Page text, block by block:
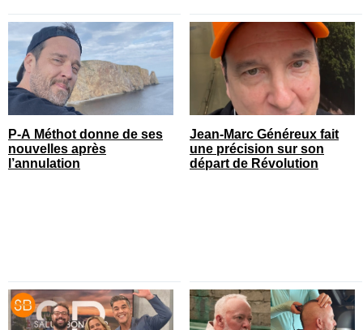
P-A Méthot donne de ses
nouvelles après
l’annulation
Jean-Marc Généreux fait
une précision sur son
départ de Révolution